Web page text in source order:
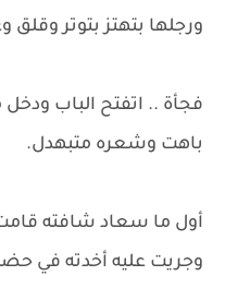
ورجلها بتهتز بتوتر
فجأة .. اتفتح الباب
باهت وشعره متبهدل.
أول ما سعاد شافته
وجريت عليه أخدته في